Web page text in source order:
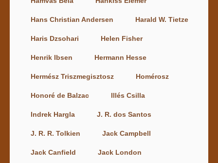
Hans Christian Andersen Harald W. Tietze
Haris Dzsohari Helen Fisher
Henrik Ibsen Hermann Hesse
Hermész Triszmegisztosz Homérosz
Honoré de Balzac Illés Csilla
Indrek Hargla J. R. dos Santos
J. R. R. Tolkien Jack Campbell
Jack Canfield Jack London